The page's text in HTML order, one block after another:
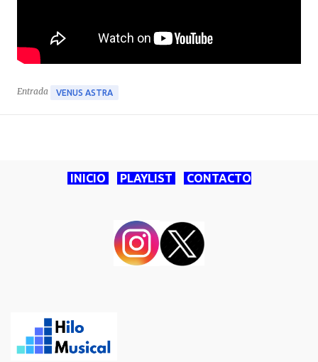
Entrada VENUS ASTRA
INICIO PLAYLIST CONTACTO